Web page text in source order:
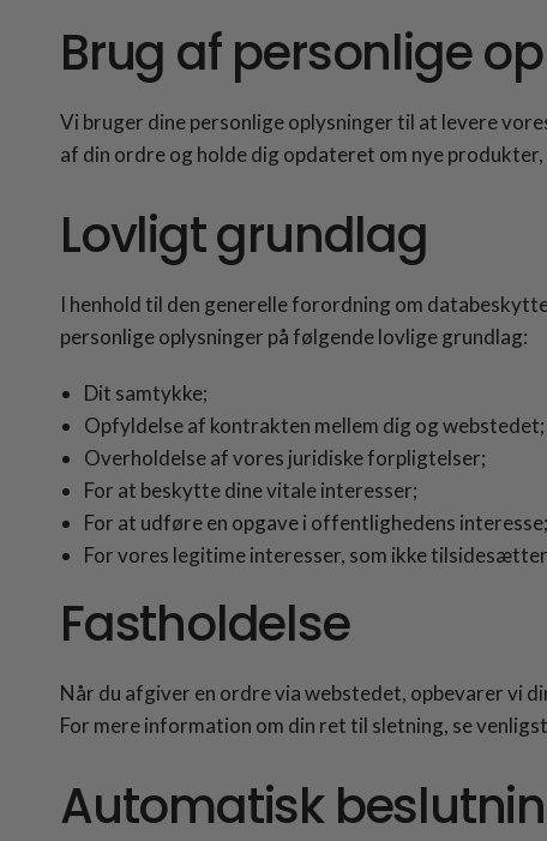
Brug af personlige
Vi bruger dine personlige oplysninger til at levere
af din ordre og holde dig opdateret om nye
Lovligt grundlag
I henhold til den generelle forordning om
personlige oplysninger på følgende lovlige grundlag:
Dit samtykke;
Opfyldelse af kontrakten mellem dig og webstedet;
Overholdelse af vores juridiske forpligtelser;
For at beskytte dine vitale interesser;
For at udføre en opgave i offentlighedens interesse;
For vores legitime interesser, som ikke
Fastholdelse
Når du afgiver en ordre via webstedet, opbevarer vi
For mere information om din ret til sletning, se
Automatisk